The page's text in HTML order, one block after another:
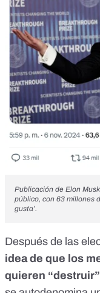
Publicación de Elon Musk
público, con 63 millones
gusta’.
Después de las
ideade que los
quieren